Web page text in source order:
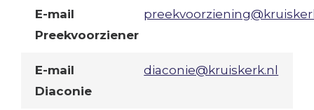
E-mail
Preekvoorziener
E-mail
Diaconie
diaconie@kruiskerk.nl